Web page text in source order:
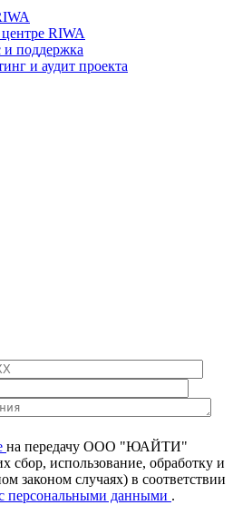
RIWA
и поддержка
и аудит проекта
на передачу ООО "ЮАЙТИ"
сбор, использование, обработку и
законом случаях) в соответствии
персональными данными .